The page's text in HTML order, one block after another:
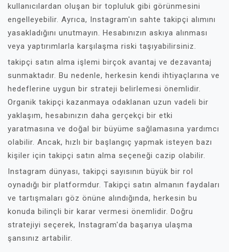
kullanıcılardan oluşan bir topluluk gibi görünmesini
engelleyebilir. Ayrıca, Instagram'ın sahte takipçi alımını
yasakladığını unutmayın. Hesabınızın askıya alınması
veya yaptırımlarla karşılaşma riski taşıyabilirsiniz.
takipçi satın alma işlemi birçok avantaj ve dezavantaj
sunmaktadır. Bu nedenle, herkesin kendi ihtiyaçlarına ve
hedeflerine uygun bir strateji belirlemesi önemlidir.
Organik takipçi kazanmaya odaklanan uzun vadeli bir
yaklaşım, hesabınızın daha gerçekçi bir etki
yaratmasına ve doğal bir büyüme sağlamasına yardımcı
olabilir. Ancak, hızlı bir başlangıç yapmak isteyen bazı
kişiler için takipçi satın alma seçeneği cazip olabilir.
Instagram dünyası, takipçi sayısının büyük bir rol
oynadığı bir platformdur. Takipçi satın almanın faydaları
ve tartışmaları göz önüne alındığında, herkesin bu
konuda bilinçli bir karar vermesi önemlidir. Doğru
stratejiyi seçerek, Instagram'da başarıya ulaşma
şansınız artabilir.